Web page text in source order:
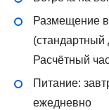
Размещение в
(стандартный
Расчётный
Питание:
ежедневно